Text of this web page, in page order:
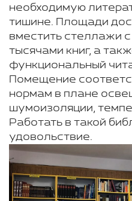
необходимую
тишине. Площади
вместить стеллажи
тысячами книг, а
функциональный
Помещение
нормам в плане
шумоизоляции,
Работать в такой
удовольствие.